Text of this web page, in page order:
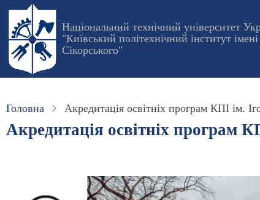
Перейти
основного
вмісту
Національний технічний університет
"Київський політехнічний інститут імені
Сікорського"
Головна Акредитація освітніх програм КПІ ім.
Акредитація освітніх програм